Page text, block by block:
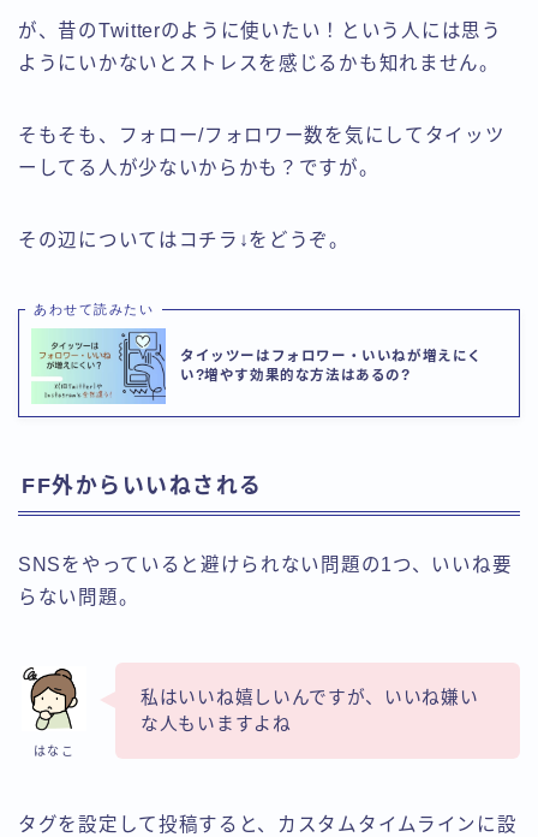
が、昔のTwitterのように使いたい！という人には思う
ようにいかないとストレスを感じるかも知れません。
そもそも、フォロー/フォロワー数を気にしてタイッツ
ーしてる人が少ないからかも？ですが。
その辺についてはコチラ↓をどうぞ。
あわせて読みたい
タイッツーはフォロワー・いいねが増えにく
い?増やす効果的な方法はあるの?
FF外からいいねされる
SNSをやっていると避けられない問題の1つ、 いいね要
らない 問題。
はなこ
私はいいね嬉しいんですが、いいね嫌い
な人もいますよね
タグを設定して投稿すると、カスタムタイムラインに設